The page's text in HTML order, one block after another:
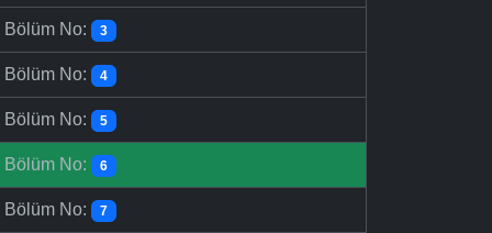
Bölüm No: 3
Bölüm No: 4
Bölüm No: 5
Bölüm No: 6
Bölüm No: 7